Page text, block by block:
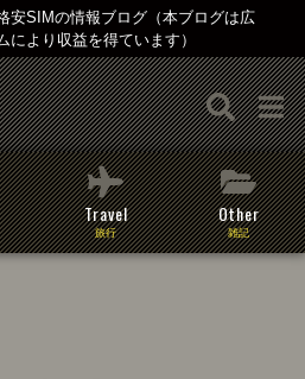
安SIMの情報ブログ（本ブログは広
より収益を得ています）
Travel
旅行
Other
雑記